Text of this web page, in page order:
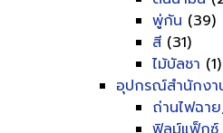
พู่กัน (39)
สี (31)
ไม้บัลชา (1)
อุปกรณ์สำนักงา
ถ่านไฟฉา